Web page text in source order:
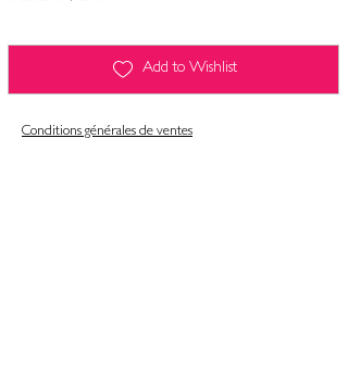
Add to Wishlist
Conditions générales de ventes